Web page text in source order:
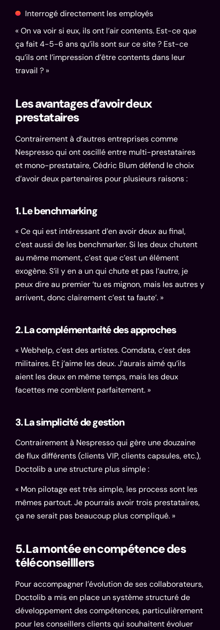
Interrogé directement les employés
« On va voir si eux, ils ont l’air contents. Est-ce que
ça fait 4-5-6 ans qu’ils sont sur ce site ? Est-ce
qu’ils ont l’impression d’être contents dans leur
travail ? »
Les avantages d’avoir deux
prestataires
Contrairement à d’autres entreprises comme
Nespresso qui ont oscillé entre multi-prestataires
et mono-prestataire, Cédric Blum défend le choix
d’avoir deux partenaires pour plusieurs raisons :
1. Le benchmarking
« Ce qui est intéressant d’en avoir deux au final,
c’est aussi de les benchmarker. Si les deux chutent
au même moment, c’est que c’est un élément
exogène. S’il y en a un qui chute et pas l’autre, je
peux dire au premier ‘tu es mignon, mais les autres y
arrivent, donc clairement c’est ta faute’. »
2. La complémentarité des approches
« Webhelp, c’est des artistes. Comdata, c’est des
militaires. Et j’aime les deux. J’aurais aimé qu’ils
aient les deux en même temps, mais les deux
facettes me comblent parfaitement. »
3. La simplicité de gestion
Contrairement à Nespresso qui gère une douzaine
de flux différents (clients VIP, clients capsules, etc.),
Doctolib a une structure plus simple :
« Mon pilotage est très simple, les process sont les
mêmes partout. Je pourrais avoir trois prestataires,
ça ne serait pas beaucoup plus compliqué. »
5. La montée en compétence des
téléconseilllers
Pour accompagner l’évolution de ses collaborateurs,
Doctolib a mis en place un système structuré de
développement des compétences, particulièrement
pour les conseillers clients qui souhaitent évoluer